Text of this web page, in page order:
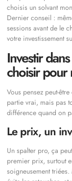
choisis un solvant
Dernier conseil :
sessions avant de le
votre investissement
Investir
choisir pour
Vous pensez peut-
partie vrai, mais pas
différence quand on
Le prix, un
Un spalter pro, ça
premier prix, surtout
soigneusement